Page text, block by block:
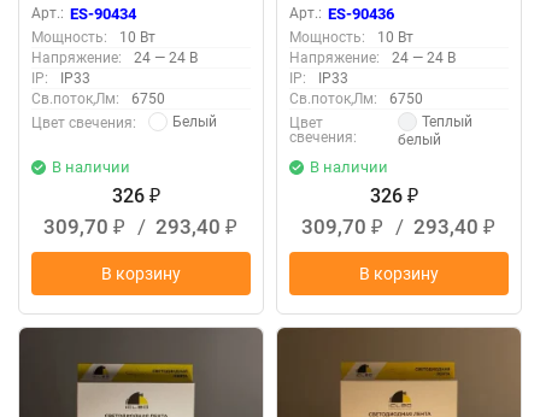
Арт.: ES-90434
Мощность:
10 Вт
Напряжение:
24 — 24 В
IP:
IP33
Св.поток,Лм:
6750
Цвет свечения:
Белый
В наличии
326 ₽
309,70 ₽ / 293,40 ₽
В корзину
Арт.: ES-90436
Мощность:
10 Вт
Напряжение:
24 — 24 В
IP:
IP33
Св.поток,Лм:
6750
Цвет
свечения:
Теплый
белый
В наличии
326 ₽
309,70 ₽ / 293,40 ₽
В корзину